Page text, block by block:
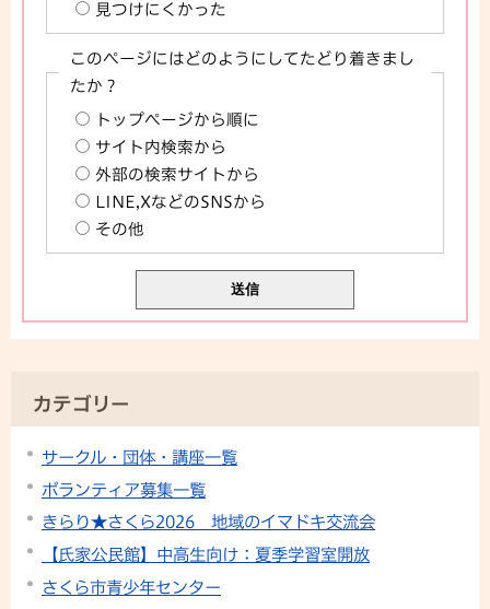
見つけにくかった
このページにはどのようにしてたどり着きまし
たか？
トップページから順に
サイト内検索から
外部の検索サイトから
LINE,XなどのSNSから
その他
カテゴリー
サークル・団体・講座一覧
ボランティア募集一覧
きらり★さくら2026 地域のイマドキ交流会
【氏家公民館】中高生向け：夏季学習室開放
さくら市青少年センター